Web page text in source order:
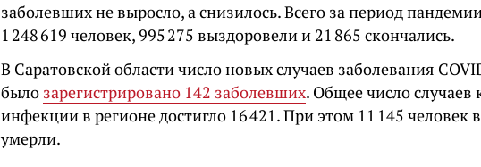
заболевших не выросло, а снизилось. Всего за период
1 248 619 человек, 995 275 выздоровели и 21 865 скончались.
В Саратовской области число новых случаев заболевания
было зарегистрировано 142 заболевших. Общее число случаев
инфекции в регионе достигло 16 421. При этом 11 145 человек
умерли.